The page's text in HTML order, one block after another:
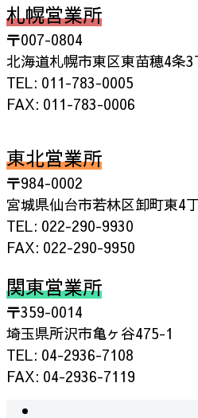
札幌営業所
〒007-0804
北海道札幌市東区東苗穂4条
TEL: 011-783-0005
FAX: 011-783-0006
東北営業所
〒984-0002
宮城県仙台市若林区卸町東4
TEL: 022-290-9930
FAX: 022-290-9950
関東営業所
〒359-0014
埼玉県所沢市亀ヶ谷475-1
TEL: 04-2936-7108
FAX: 04-2936-7119